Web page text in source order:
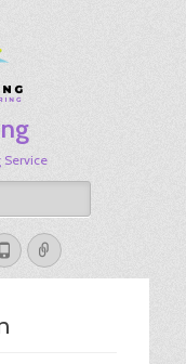
Service
PhoneLink